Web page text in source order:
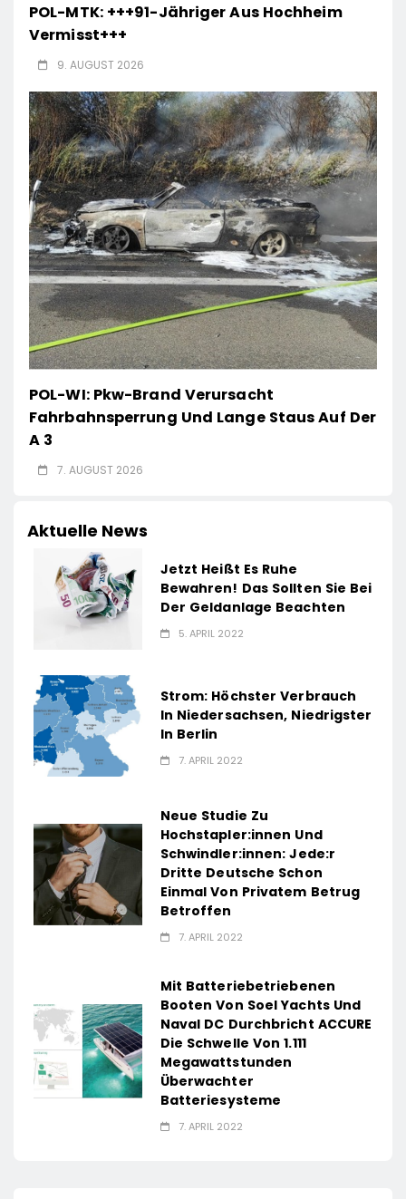
POL-MTK: +++91-Jähriger Aus Hochheim
Vermisst+++
9. AUGUST 2026
POL-WI: Pkw-Brand Verursacht
Fahrbahnsperrung Und Lange Staus Auf Der
A 3
7. AUGUST 2026
Aktuelle News
Jetzt Heißt Es Ruhe
Bewahren! Das Sollten Sie Bei
Der Geldanlage Beachten
5. APRIL 2022
Strom: Höchster Verbrauch
In Niedersachsen, Niedrigster
In Berlin
7. APRIL 2022
Neue Studie Zu
Hochstapler:innen Und
Schwindler:innen: Jede:r
Dritte Deutsche Schon
Einmal Von Privatem Betrug
Betroffen
7. APRIL 2022
Mit Batteriebetriebenen
Booten Von Soel Yachts Und
Naval DC Durchbricht ACCURE
Die Schwelle Von 1.111
Megawattstunden
Überwachter
Batteriesysteme
7. APRIL 2022